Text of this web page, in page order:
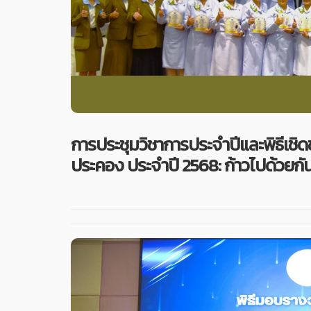
การประชุมวิชาการประจำปีและพิธีเ
ประคอง ประจำปี 2568: ก้าวไปด้วยกั